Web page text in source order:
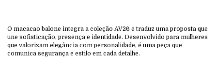
O macacao balone integra a coleção AV26 e traduz uma proposta que
une sofisticação, presença e identidade. Desenvolvido para mulheres
que valorizam elegância com personalidade, é uma peça que
comunica segurança e estilo em cada detalhe.